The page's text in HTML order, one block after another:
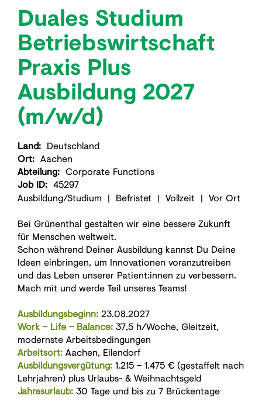
Duales Studium
Betriebswirtschaft
Praxis Plus
Ausbildung 2027
(m/w/d)
Land: Deutschland
Ort: Aachen
Abteilung: Corporate Functions
Job ID: 45297
​Ausbildung/Studium | Befristet | Vollzeit | Vor Ort​
Bei Grünenthal gestalten wir eine bessere Zukunft
für Menschen weltweit.
Schon während Deiner Ausbildung kannst Du Deine
Ideen einbringen, um Innovationen voranzutreiben
und das Leben unserer Patient:innen zu verbessern.
Mach mit und werde Teil unseres Teams!
Ausbildungsbeginn: 23.08.2027
Work – Life – Balance: 37,5 h/Woche, Gleitzeit,
modernste Arbeitsbedingungen
Arbeitsort: Aachen, Eilendorf
Ausbildungsvergütung: 1.215 – 1.475 € (gestaffelt nach
Lehrjahren) plus Urlaubs- & Weihnachtsgeld
Jahresurlaub: 30 Tage und bis zu 7 Brückentage